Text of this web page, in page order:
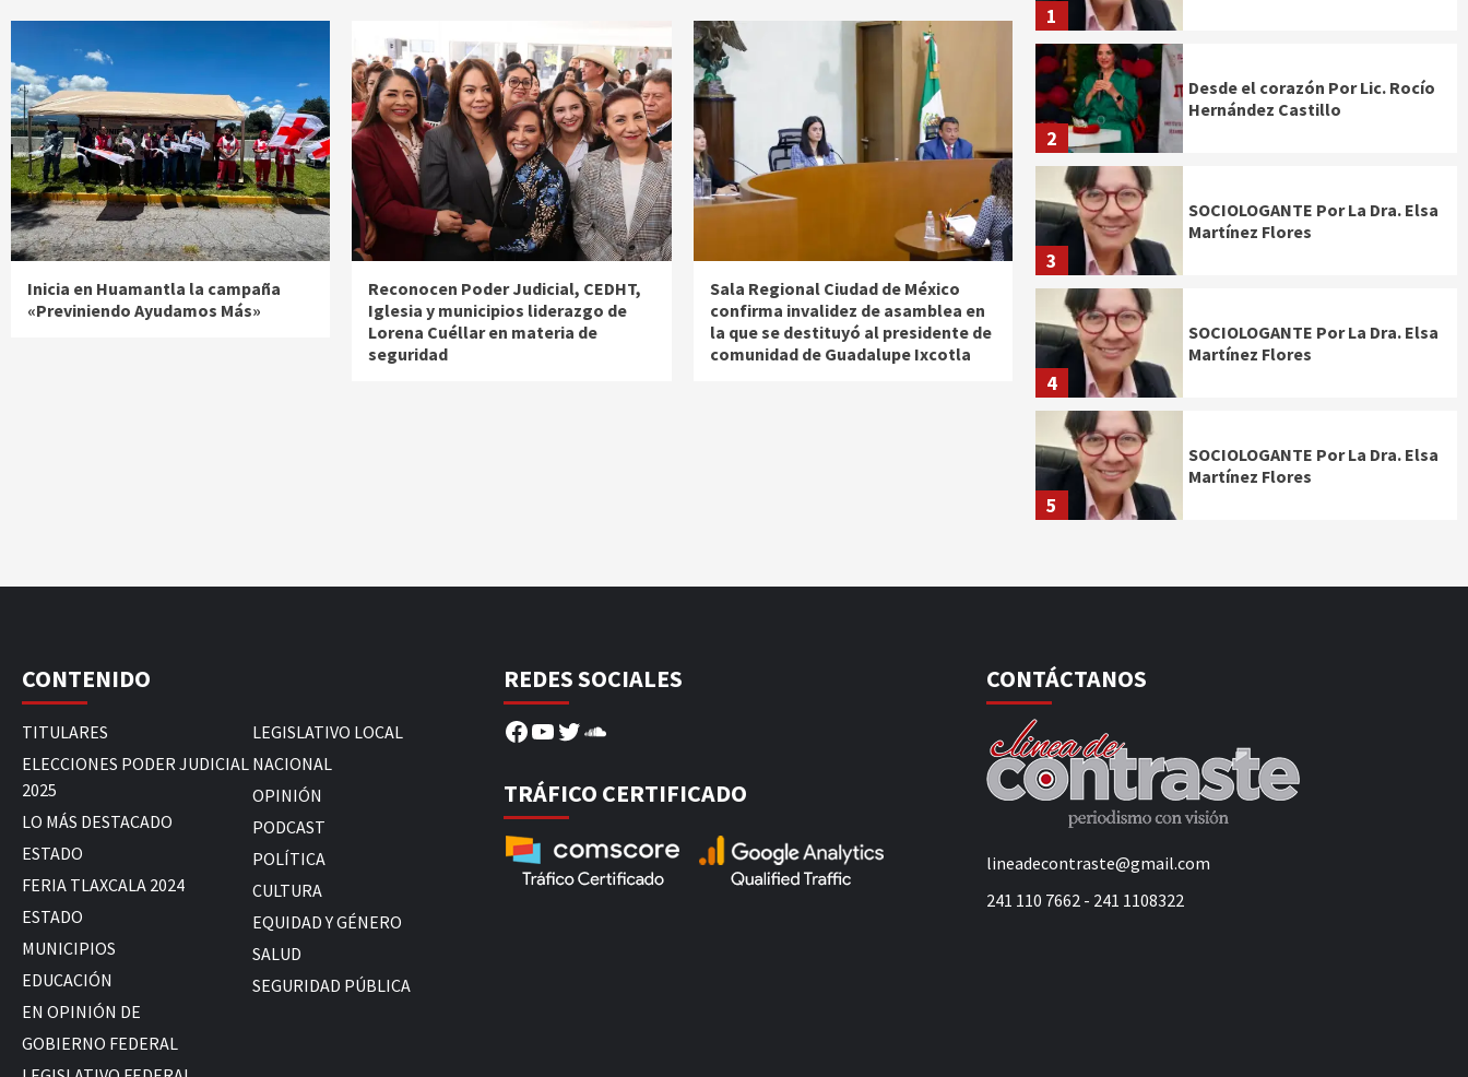
Inicia en Huamantla la campaña
«Previniendo Ayudamos Más»
Reconocen Poder Judicial, CEDHT,
Iglesia y municipios liderazgo de
Lorena Cuéllar en materia de
seguridad
Sala Regional Ciudad de México
confirma invalidez de asamblea en
la que se destituyó al presidente de
comunidad de Guadalupe Ixcotla
1
2
Desde el corazón Por Lic. Rocío
Hernández Castillo
3
SOCIOLOGANTE Por La Dra. Elsa
Martínez Flores
4
SOCIOLOGANTE Por La Dra. Elsa
Martínez Flores
5
SOCIOLOGANTE Por La Dra. Elsa
Martínez Flores
CONTENIDO
TITULARES
ELECCIONES PODER JUDICIAL
2025
LO MÁS DESTACADO
ESTADO
FERIA TLAXCALA 2024
ESTADO
MUNICIPIOS
EDUCACIÓN
EN OPINIÓN DE
GOBIERNO FEDERAL
LEGISLATIVO LOCAL
NACIONAL
OPINIÓN
PODCAST
POLÍTICA
CULTURA
EQUIDAD Y GÉNERO
SALUD
SEGURIDAD PÚBLICA
REDES SOCIALES
Facebook
YouTube
Twitter
SoundCloud
TRÁFICO CERTIFICADO
CONTÁCTANOS
lineadecontraste@gmail.com
241 110 7662 - 241 1108322